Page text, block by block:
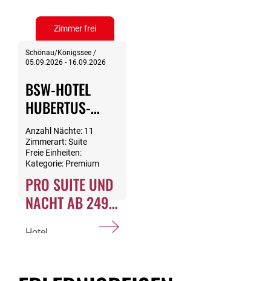
Zimmer frei
Schönau/Königssee /
05.09.2026 - 16.09.2026
BSW-HOTEL
HUBERTUS-
PARK
Anzahl Nächte: 11
Zimmerart: Suite
Freie Einheiten:
Kategorie: Premium
PRO SUITE UND
NACHT AB 249
Hotel